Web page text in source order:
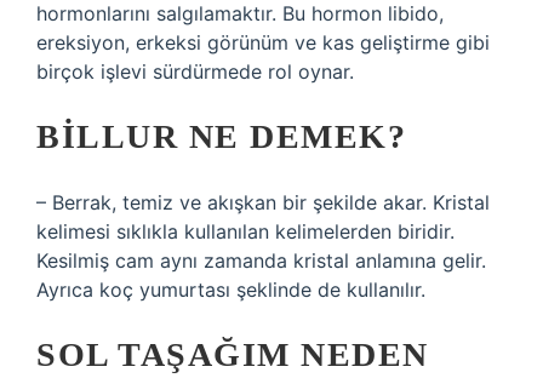
hormonlarını salgılamaktır. Bu hormon libido,
ereksiyon, erkeksi görünüm ve kas geliştirme gibi
birçok işlevi sürdürmede rol oynar.
BILLUR NE DEMEK?
– Berrak, temiz ve akışkan bir şekilde akar. Kristal
kelimesi sıklıkla kullanılan kelimelerden biridir.
Kesilmiş cam aynı zamanda kristal anlamına gelir.
Ayrıca koç yumurtası şeklinde de kullanılır.
SOL TAŞAĞIM NEDEN